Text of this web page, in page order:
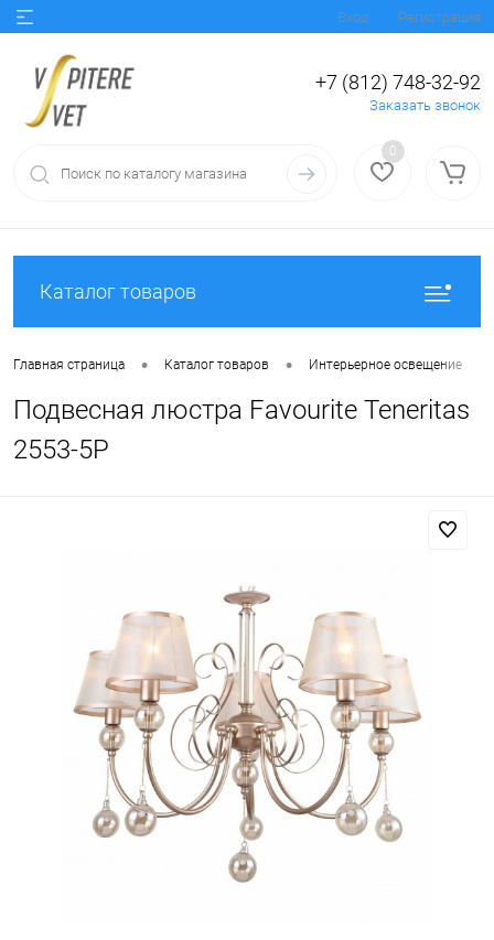
Вход Регистрация
+7 (812) 748-32-92
Заказать звонок
0
Каталог товаров
Главная страница • Каталог товаров • Интерьерное освещение
Подвесная люстра Favourite Teneritas
2553-5P